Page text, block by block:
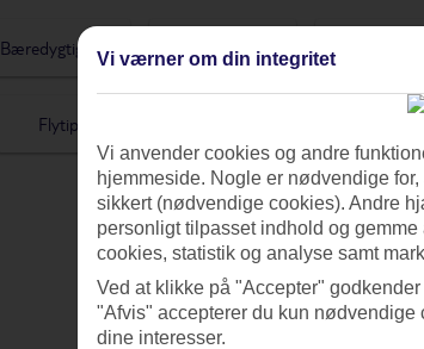
Bæredygtighed Strande og øer
Flytips
Vi værner om din integritet
Vi anvender cookies og andre
hjemmeside. Nogle er nødvendige
sikkert (nødvendige cookies). Andre
personligt tilpasset indhold og
cookies, statistik og analyse samt
Ved at klikke på "Accepter"
"Afvis" accepterer du kun nødvendige
dine interesser.